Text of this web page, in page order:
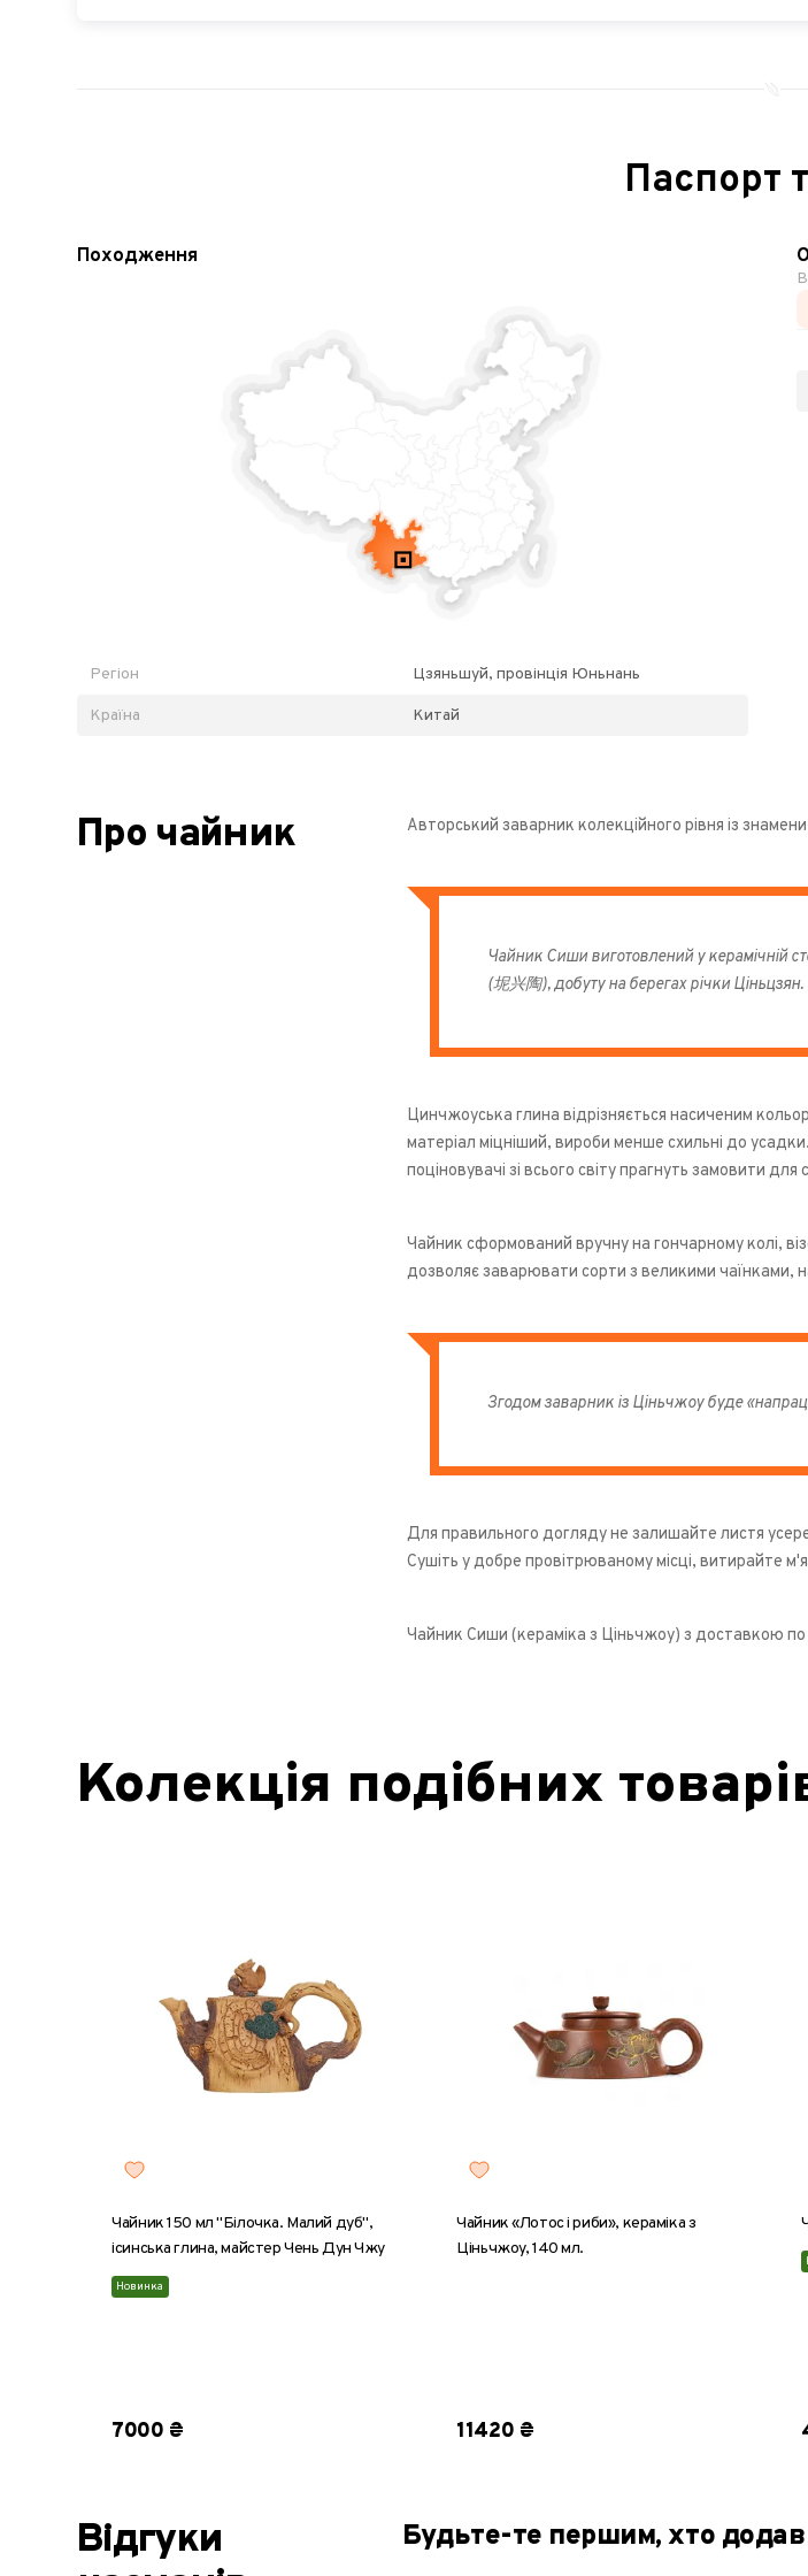
Паспорт
Походження
Регіон Цзяньшуй, провінція Юньнань
Країна Китай
Про чайник Авторський заварник колекційного рівня із
Чайник Сиши виготовлений у керамічній
(坭兴陶), добуту на берегах річки Ціньцзян.
Цинчжоуська глина відрізняється насиченим
матеріал міцніший, вироби менше схильні до
поціновувачі зі всього світу прагнуть замовити для
Чайник сформований вручну на гончарному колі,
дозволяє заварювати сорти з великими чаїнками,
Згодом заварник із Ціньчжоу буде
Для правильного догляду не залишайте листя
Сушіть у добре провітрюваному місці, витирайте
Чайник Сиши (кераміка з Ціньчжоу) з доставкою
Колекція подібних
Чайник 150 мл "Білочка. Малий дуб",
ісинська глина, майстер Чень Дун Чжу
Новинка
7000 ₴
Чайник «Лотос і риби», кераміка з
Ціньчжоу, 140 мл.
11420 ₴
Відгуки
Будьте-те першим, хто додав